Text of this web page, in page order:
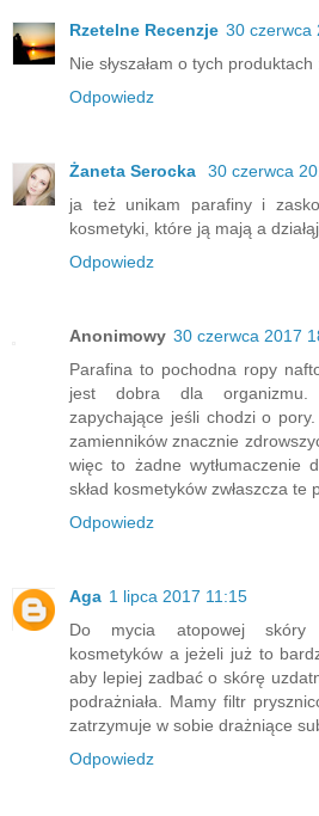
Rzetelne Recenzje 30 czerwca
Nie słyszałam o tych produktach
Odpowiedz
Żaneta Serocka
30 czerwca
ja też unikam parafiny i
kosmetyki, które ją mają a
Odpowiedz
Anonimowy 30 czerwca 2017
Parafina to pochodna ropy
jest dobra dla organizmu.
zapychające jeśli chodzi o
zamienników znacznie
więc to żadne wytłumaczenie
skład kosmetyków zwłaszcza te
Odpowiedz
Aga 1 lipca 2017 11:15
Do mycia atopowej skóry
kosmetyków a jeżeli już to
aby lepiej zadbać o skórę
podrażniała. Mamy filtr
zatrzymuje w sobie drażniące
Odpowiedz